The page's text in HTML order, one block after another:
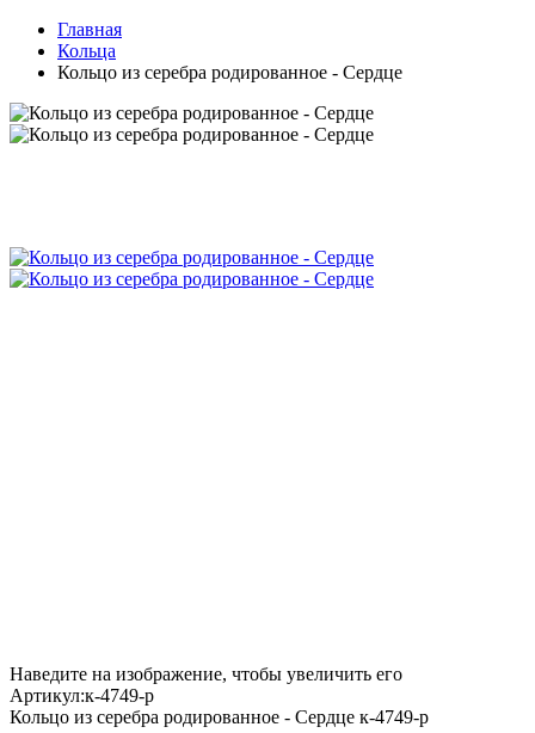
Главная
Кольца
Кольцо из серебра родированное - Сердце
Наведите на изображение, чтобы увеличить его
Артикул:к-4749-р
Кольцо из серебра родированное - Сердце к-4749-р